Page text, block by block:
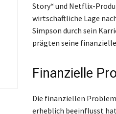
Story“ und Netflix-
wirtschaftliche Lage
Simpson durch sein
prägten seine
Finanzielle
Die finanziellen
erheblich beeinflusst